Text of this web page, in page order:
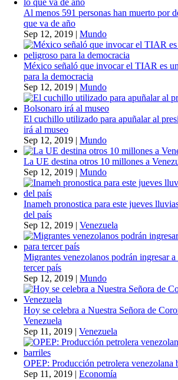
Al menos 591 personas han muerto por
que va de año
Sep 12, 2019 | Mundo
México señaló que invocar el TIAR es
para la democracia
Sep 12, 2019 | Mundo
El cuchillo utilizado para apuñalar al
irá al museo
Sep 12, 2019 | Mundo
La UE destina otros 10 millones a
Sep 12, 2019 | Mundo
Inameh pronostica para este jueves
del país
Sep 12, 2019 | Venezuela
Migrantes venezolanos podrán ingresar
tercer país
Sep 12, 2019 | Mundo
Hoy se celebra a Nuestra Señora de
Venezuela
Sep 11, 2019 | Venezuela
OPEP: Producción petrolera venezolana
Sep 11, 2019 | Economía